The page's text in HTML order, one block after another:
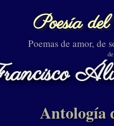
Poesía
Poemas de amor, de
de
Antología